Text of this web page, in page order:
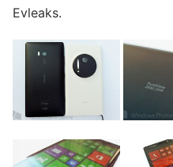
Evleaks.